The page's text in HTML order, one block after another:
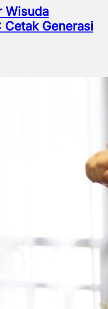
Wisuda
Cetak Generasi